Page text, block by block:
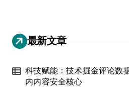
最新文章
科技赋能：技术掘金评论数
内内容安全核心